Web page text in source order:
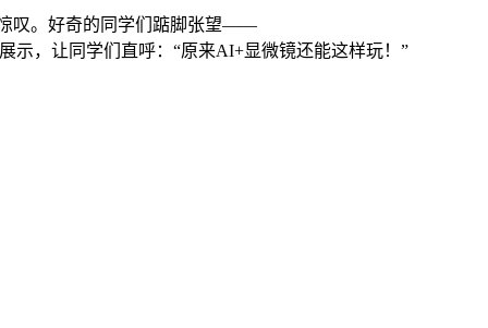
惊叹。好奇的同学们踮脚张望——
示，让同学们直呼：“原来AI+显微镜还能这样玩！”